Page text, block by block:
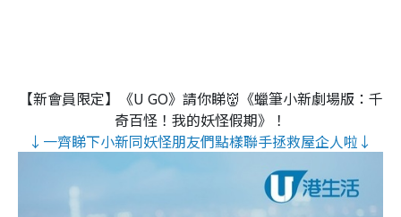
【新會員限定】《U GO》請你睇👹《蠟筆小新劇場版：千
奇百怪！我的妖怪假期》！
↓一齊睇下小新同妖怪朋友們點樣聯手拯救屋企人啦↓